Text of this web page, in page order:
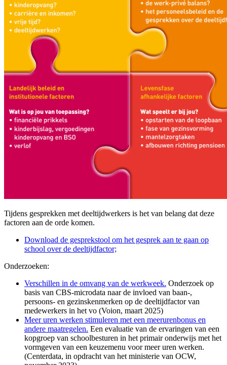
Tijdens gesprekken met deeltijdwerkers is het van belang dat deze
factoren aan de orde komen.
Download de gesprekstool om het gesprek aan te gaan op
school over de deeltijdfactor;
Onderzoeken:
Verschillen in de omvang van de werkweek. Onderzoek op
basis van CBS-microdata naar de invloed van baan-,
persoons- en gezinskenmerken op de deeltijdfactor van
medewerkers in het vo (Voion, maart 2025)
Meer uren werken stimuleren met een meerurenbonus en
andere maatregelen. Een evaluatie van de ervaringen van een
kopgroep van schoolbesturen in het primair onderwijs met het
vormgeven van een keuzemenu voor meer uren werken.
(Centerdata, in opdracht van het ministerie van OCW,